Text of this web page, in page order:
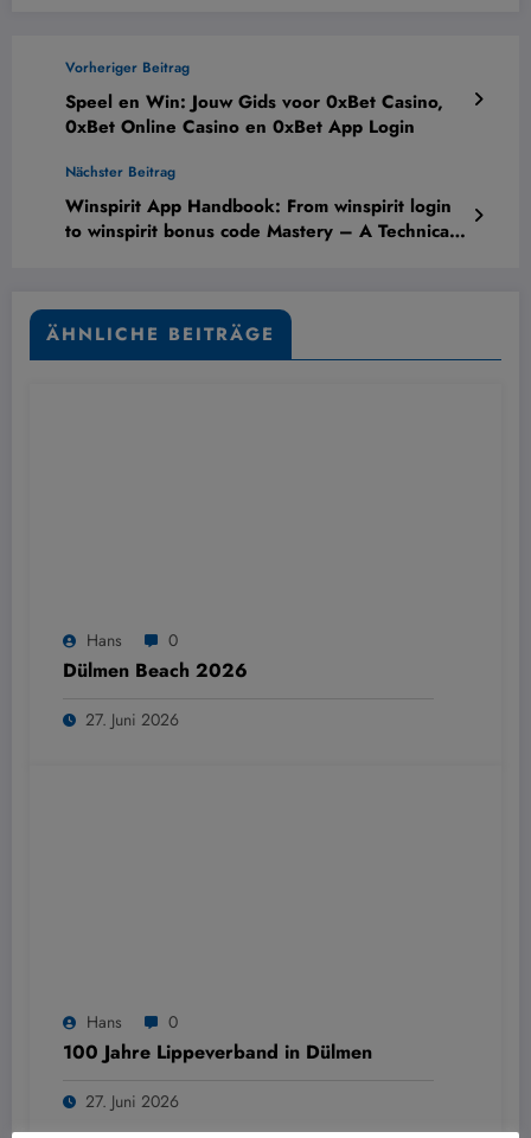
Vorheriger Beitrag
Speel en Win: Jouw Gids voor 0xBet Casino,
0xBet Online Casino en 0xBet App Login
Nächster Beitrag
Winspirit App Handbook: From winspirit login
to winspirit bonus code Mastery – A Technical
ÄHNLICHE BEITRÄGE
Hans 0
Dülmen Beach 2026
27. Juni 2026
Hans 0
100 Jahre Lippeverband in Dülmen
27. Juni 2026